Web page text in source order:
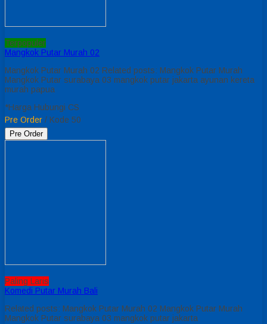
Terpopuler
Mangkok Putar Murah 02
Mangkok Putar Murah 02 Related posts: Mangkok Putar Murah
Mangkok Putar surabaya 03 mangkok putar jakarta ayunan kereta
murah papua
*Harga Hubungi CS
Pre Order / Kode 50
Pre Order
Paling Laris
Komedi Putar Murah Bali
Related posts: Mangkok Putar Murah 02 Mangkok Putar Murah
Mangkok Putar surabaya 03 mangkok putar jakarta